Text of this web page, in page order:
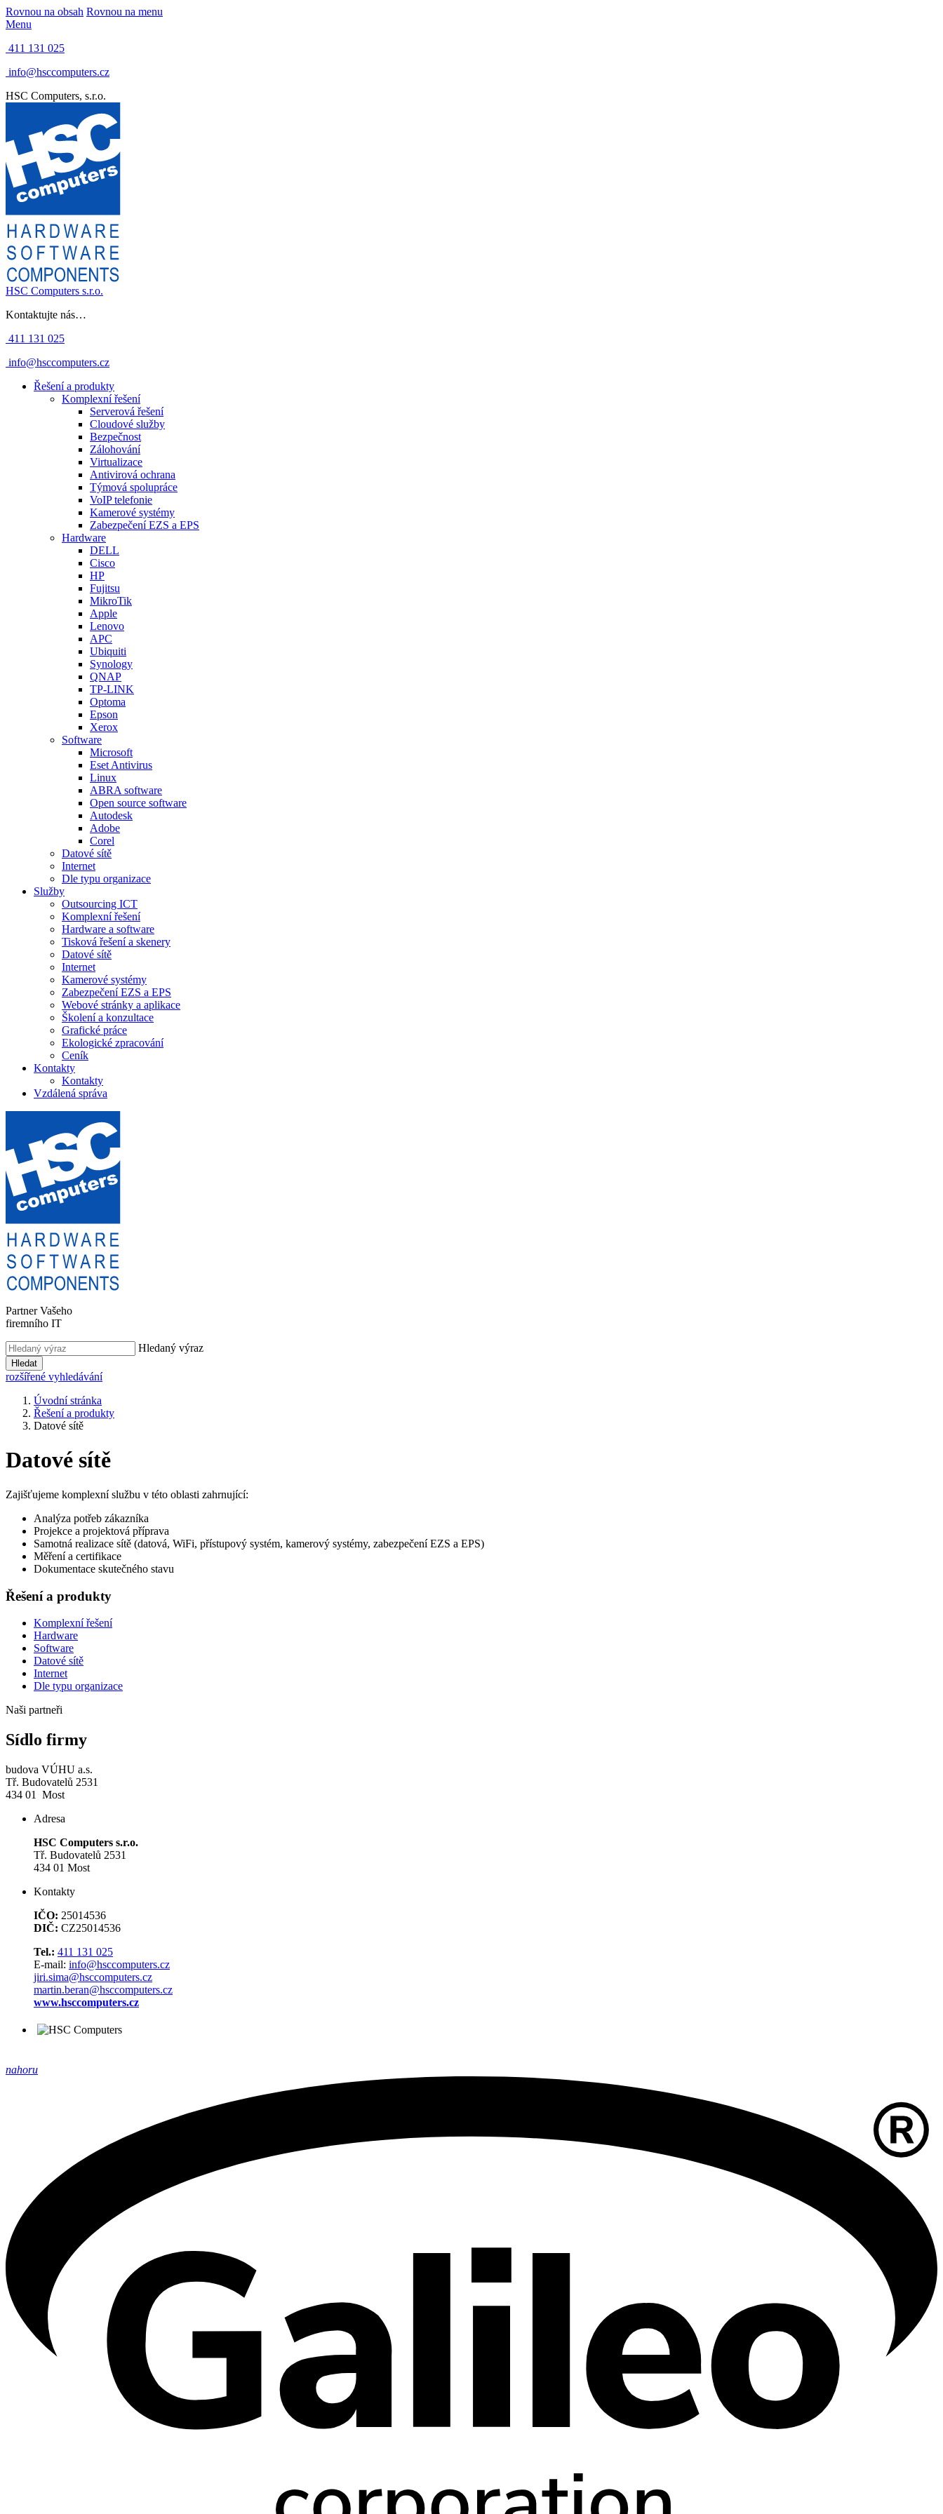
Rovnou na obsah Rovnou na menu
Menu
411 131 025
info@hsccomputers.cz
HSC Computers, s.r.o.
HSC Computers s.r.o.
Kontaktujte nás…
411 131 025
info@hsccomputers.cz
Řešení a produkty
Komplexní řešení
Serverová řešení
Cloudové služby
Bezpečnost
Zálohování
Virtualizace
Antivirová ochrana
Týmová spolupráce
VoIP telefonie
Kamerové systémy
Zabezpečení EZS a EPS
Hardware
DELL
Cisco
HP
Fujitsu
MikroTik
Apple
Lenovo
APC
Ubiquiti
Synology
QNAP
TP-LINK
Optoma
Epson
Xerox
Software
Microsoft
Eset Antivirus
Linux
ABRA software
Open source software
Autodesk
Adobe
Corel
Datové sítě
Internet
Dle typu organizace
Služby
Outsourcing ICT
Komplexní řešení
Hardware a software
Tisková řešení a skenery
Datové sítě
Internet
Kamerové systémy
Zabezpečení EZS a EPS
Webové stránky a aplikace
Školení a konzultace
Grafické práce
Ekologické zpracování
Ceník
Kontakty
Kontakty
Vzdálená správa
Partner Vašeho
firemního IT
Hledaný výraz
Hledat
rozšířené vyhledávání
Úvodní stránka
Řešení a produkty
Datové sítě
Datové sítě
Zajišťujeme komplexní službu v této oblasti zahrnující:
Analýza potřeb zákazníka
Projekce a projektová příprava
Samotná realizace sítě (datová, WiFi, přístupový systém, kamerový systémy, zabezpečení EZS a EPS)
Měření a certifikace
Dokumentace skutečného stavu
Řešení a produkty
Komplexní řešení
Hardware
Software
Datové sítě
Internet
Dle typu organizace
Naši partneři
Sídlo firmy
budova VÚHU a.s.
Tř. Budovatelů 2531
434 01 Most
Adresa
HSC Computers s.r.o.
Tř. Budovatelů 2531
434 01 Most
Kontakty
IČO: 25014536
DIČ: CZ25014536
Tel.: 411 131 025
E-mail: info@hsccomputers.cz
jiri.sima@hsccomputers.cz
martin.beran@hsccomputers.cz
www.hsccomputers.cz
nahoru